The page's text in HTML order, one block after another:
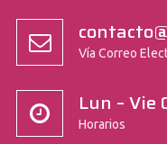
Vía Correo
Lun – Vie
Horarios